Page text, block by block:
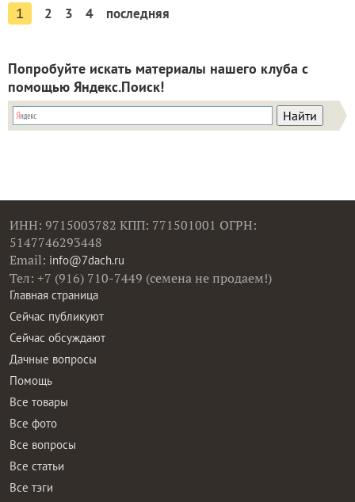
1 2 3 4 последняя
Попробуйте искать материалы нашего клуба с
помощью Яндекс.Поиск!
ИНН: 9715003782 КПП: 771501001 ОГРН:
5147746293448
Email: info@7dach.ru
Тел: +7 (916) 710-7449 (семена не продаем!)
Главная страница
Сейчас публикуют
Сейчас обсуждают
Дачные вопросы
Помощь
Все товары
Все фото
Все вопросы
Все статьи
Все тэги